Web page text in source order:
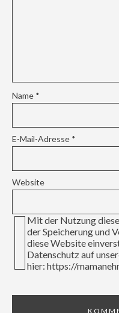
Name *
E-Mail-Adresse *
Website
Mit der Nutzung
der Speicherung und
diese Website
Datenschutz auf
hier: https://